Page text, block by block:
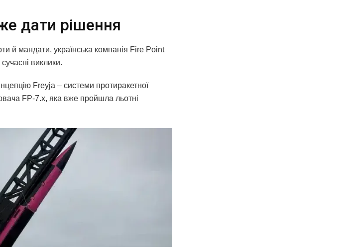
дати рішення
й мандати, українська компанія Fire Point
виклики.
Freyja – системи протиракетної
FP-7.x, яка вже пройшла льотні